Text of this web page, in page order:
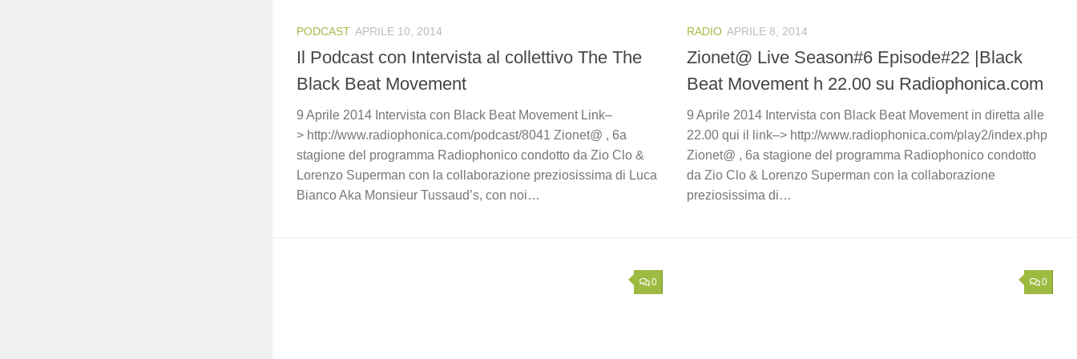
PODCAST APRILE 10, 2014
Il Podcast con Intervista al collettivo The The
Black Beat Movement
9 Aprile 2014 Intervista con Black Beat Movement Link–
> http://www.radiophonica.com/podcast/8041 Zionet@ , 6a
stagione del programma Radiophonico condotto da Zio Clo &
Lorenzo Superman con la collaborazione preziosissima di Luca
Bianco Aka Monsieur Tussaud’s, con noi…
RADIO APRILE 8, 2014
Zionet@ Live Season#6 Episode#22 |Black
Beat Movement h 22.00 su Radiophonica.com
9 Aprile 2014 Intervista con Black Beat Movement in diretta alle
22.00 qui il link–> http://www.radiophonica.com/play2/index.php
Zionet@ , 6a stagione del programma Radiophonico condotto
da Zio Clo & Lorenzo Superman con la collaborazione
preziosissima di…
0 0